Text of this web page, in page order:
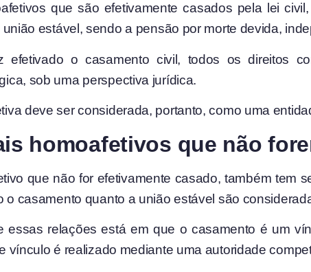
que são efetivamente casados pela lei
união estável, sendo a pensão por morte devida,
efetivado o casamento civil, todos os direitos
sob uma perspectiva jurídica.
deve ser considerada, portanto, como uma
homoafetivos que não
que não for efetivamente casado, também tem
o casamento quanto a união estável são
essas relações está em que o casamento é um
vínculo é realizado mediante uma autoridade